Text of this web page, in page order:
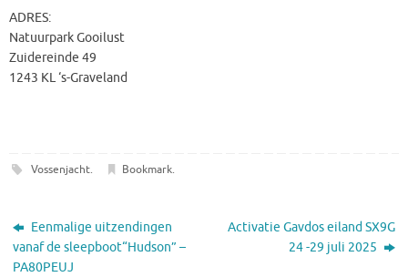
ADRES:
Natuurpark Gooilust
Zuidereinde 49
1243 KL ‘s-Graveland
Vossenjacht. Bookmark.
Eenmalige uitzendingen
vanaf de sleepboot“Hudson” –
PA80PEUJ
Activatie Gavdos eiland SX9G
24 -29 juli 2025